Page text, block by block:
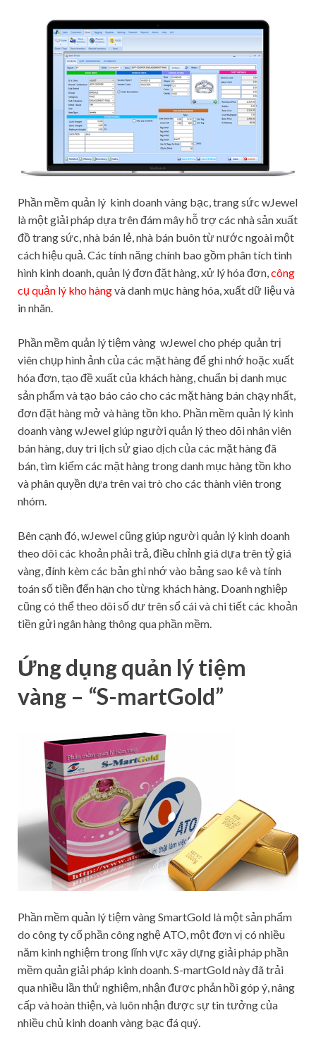
Phần mềm quản lý kinh doanh vàng bạc, trang sức wJewel
là một giải pháp dựa trên đám mây hỗ trợ các nhà sản xuất
đồ trang sức, nhà bán lẻ, nhà bán buôn từ nước ngoài một
cách hiệu quả. Các tính năng chính bao gồm phân tích tình
hình kinh doanh, quản lý đơn đặt hàng, xử lý hóa đơn,công
cụ quản lý kho hàngvà danh mục hàng hóa, xuất dữ liệu và
in nhãn.
Phần mềm quản lý tiệm vàng wJewel cho phép quản trị
viên chụp hình ảnh của các mặt hàng để ghi nhớ hoặc xuất
hóa đơn, tạo đề xuất của khách hàng, chuẩn bị danh mục
sản phẩm và tạo báo cáo cho các mặt hàng bán chạy nhất,
đơn đặt hàng mở và hàng tồn kho. Phần mềm quản lý kinh
doanh vàng wJewel giúp người quản lý theo dõi nhân viên
bán hàng, duy trì lịch sử giao dịch của các mặt hàng đã
bán, tìm kiếm các mặt hàng trong danh mục hàng tồn kho
và phân quyền dựa trên vai trò cho các thành viên trong
nhóm.
Bên cạnh đó, wJewel cũng giúp người quản lý kinh doanh
theo dõi các khoản phải trả, điều chỉnh giá dựa trên tỷ giá
vàng, đính kèm các bản ghi nhớ vào bảng sao kê và tính
toán số tiền đến hạn cho từng khách hàng. Doanh nghiệp
cũng có thể theo dõi số dư trên sổ cái và chi tiết các khoản
tiền gửi ngân hàng thông qua phần mềm.
Ứng dụng quản lý tiệm
vàng – “S-martGold”
Phần mềm quản lý tiệm vàng SmartGold là một sản phẩm
do công ty cổ phần công nghệ ATO, một đơn vị có nhiều
năm kinh nghiệm trong lĩnh vực xây dựng giải pháp phần
mềm quản giải pháp kinh doanh. S-martGold này đã trải
qua nhiều lần thử nghiệm, nhận được phản hồi góp ý, nâng
cấp và hoàn thiện, và luôn nhận được sự tin tưởng của
nhiều chủ kinh doanh vàng bạc đá quý.